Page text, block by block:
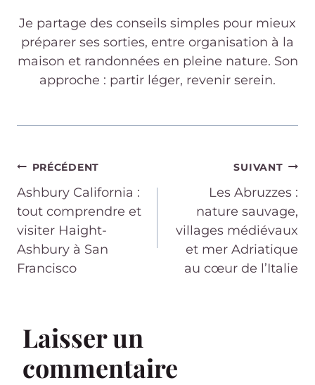
Je partage des conseils simples pour mieux
préparer ses sorties, entre organisation à la
maison et randonnées en pleine nature. Son
approche : partir léger, revenir serein.
Navigation
de
l’article
PRÉCÉDENT
Ashbury California :
tout comprendre et
visiter Haight-
Ashbury à San
Francisco
SUIVANT
Les Abruzzes :
nature sauvage,
villages médiévaux
et mer Adriatique
au cœur de l’Italie
Laisser un
commentaire